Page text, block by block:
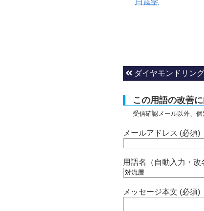
日震学
ダイヤモンドリング
この用語の改善
受信確認メール以外、
メールアドレス (必須)
用語名（自動入力・改
メッセージ本文 (必須)